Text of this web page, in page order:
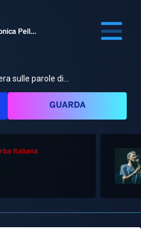
Alan Palmieri e Veronica Pellegrino
sulle parole di...
GUARDA
Italiana